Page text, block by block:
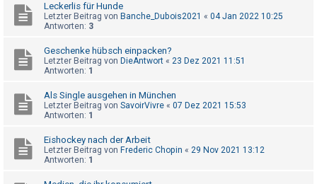
e
m
e
S
c
h
Leckerlis für Hunde
Letzter Beitrag von Banche_Dubois2021 « 04 Jan 2022 10:25
Antworten: 3
Geschenke hübsch einpacken?
Letzter Beitrag von DieAntwort « 23 Dez 2021 11:51
Antworten: 1
Als Single ausgehen in München
Letzter Beitrag von SavoirVivre « 07 Dez 2021 15:53
Antworten: 1
Eishockey nach der Arbeit
Letzter Beitrag von Frederic Chopin « 29 Nov 2021 13:12
Antworten: 1